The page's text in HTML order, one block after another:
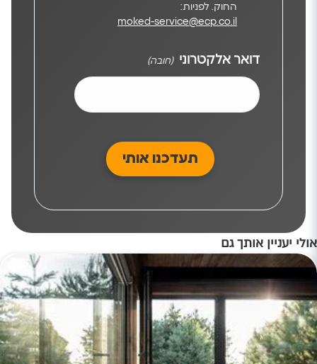
החוק. לפניות:
moked-service@ecp.co.il
דואר אלקטרוני (חובה)
אולי יעניין אותך גם